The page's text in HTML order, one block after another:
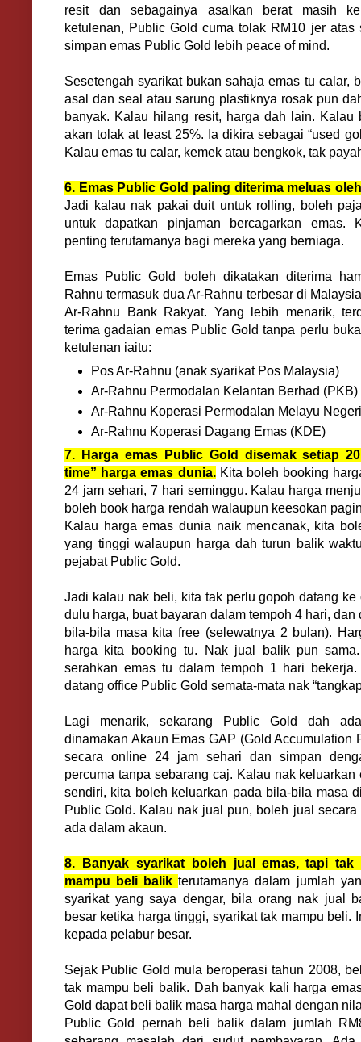
resit dan sebagainya asalkan berat masih
ketulenan, Public Gold cuma tolak RM10 jer atas
simpan emas Public Gold lebih peace of mind.
Sesetengah syarikat bukan sahaja emas tu calar,
asal dan seal atau sarung plastiknya rosak pun
banyak. Kalau hilang resit, harga dah lain. Kalau
akan tolak at least 25%. Ia dikira sebagai “used
Kalau emas tu calar, kemek atau bengkok, tak
6. Emas Public Gold paling diterima meluas
Jadi kalau nak pakai duit untuk rolling, boleh
untuk dapatkan pinjaman bercagarkan emas.
penting terutamanya bagi mereka yang berniaga.
Emas Public Gold boleh dikatakan diterima
Rahnu termasuk dua Ar-Rahnu terbesar di
Ar-Rahnu Bank Rakyat. Yang lebih menarik,
terima gadaian emas Public Gold tanpa perlu
ketulenan iaitu:
Pos Ar-Rahnu (anak syarikat Pos Malaysia)
Ar-Rahnu Permodalan Kelantan Berhad (PKB)
Ar-Rahnu Koperasi Permodalan Melayu
Ar-Rahnu Koperasi Dagang Emas (KDE)
7. Harga emas Public Gold disemak setiap
time” harga emas dunia.Kita boleh booking
24 jam sehari, 7 hari seminggu. Kalau harga
boleh book harga rendah walaupun keesokan
Kalau harga emas dunia naik mencanak, kita
yang tinggi walaupun harga dah turun balik
pejabat Public Gold.
Jadi kalau nak beli, kita tak perlu gopoh datang
dulu harga, buat bayaran dalam tempoh 4 hari,
bila-bila masa kita free (selewatnya 2 bulan).
harga kita booking tu. Nak jual balik pun
serahkan emas tu dalam tempoh 1 hari
datang office Public Gold semata-mata nak
Lagi menarik, sekarang Public Gold dah
dinamakan Akaun Emas GAP (Gold Accumulation
secara online 24 jam sehari dan simpan
percuma tanpa sebarang caj. Kalau nak
sendiri, kita boleh keluarkan pada bila-bila masa
Public Gold. Kalau nak jual pun, boleh jual
ada dalam akaun.
8. Banyak syarikat boleh jual emas, tapi tak
mampu beli balikterutamanya dalam jumlah
syarikat yang saya dengar, bila orang nak jual
besar ketika harga tinggi, syarikat tak mampu beli.
kepada pelabur besar.
Sejak Public Gold mula beroperasi tahun 2008,
tak mampu beli balik. Dah banyak kali harga
Gold dapat beli balik masa harga mahal dengan
Public Gold pernah beli balik dalam jumlah